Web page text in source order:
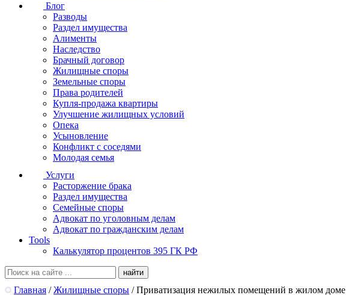
Блог
Разводы
Раздел имущества
Алименты
Наследство
Брачный договор
Жилищные споры
Земельные споры
Права родителей
Купля-продажа квартиры
Улучшение жилищных условий
Опека
Усыновление
Конфликт с соседями
Молодая семья
Услуги
Расторжение брака
Раздел имущества
Семейные споры
Адвокат по уголовным делам
Адвокат по гражданским делам
Tools
Калькулятор процентов 395 ГК РФ
Главная / Жилищные споры / Приватизация нежилых помещений в жилом доме